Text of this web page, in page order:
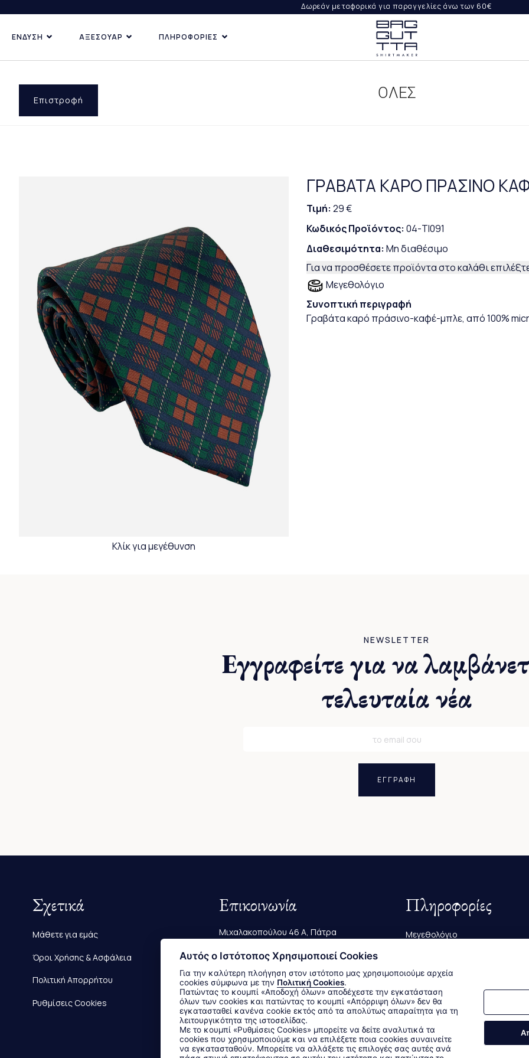
Δωρεάν μεταφορικά για παραγγελίες άνω των 60€
ΕΝΔΥΣΗ ΑΞΕΣΟΥΑΡ ΠΛΗΡΟΦΟΡΙΕΣ
ΟΛΕΣ
Επιστροφή
Κλίκ για μεγέθυνση
ΓΡΑΒΑΤΑ ΚΑΡΟ ΠΡΑΣΙΝΟ
Τιμή: 29 €
Κωδικός Προϊόντος: 04-TI091
Διαθεσιμότητα: Μη διαθέσιμο
Για να προσθέσετε προϊόντα στο καλάθι
Μεγεθολόγιο
Συνοπτική περιγραφή
Γραβάτα καρό πράσινο-καφέ-μπλε, από 100%
NEWSLETTER
Εγγραφείτε για να
τελευταία νέα
ΕΓΓΡΑΦΗ
Σχετικά
Μάθετε για εμάς
Όροι Χρήσης & Ασφάλεια
Πολιτική Απορρήτου
Ρυθμίσεις Cookies
Επικοινωνία
Μιχαλακοπούλου 46 Α, Πάτρα
Τηλ.:2610 223 239
E-mail: info@bagutta.gr
Πληροφορίες
Μεγεθολόγιο
Τρόποι Παραγγελίας &
Δεχόμαστε όλες τις πιστωτικές κάρτες:
Sitemap/Login
Αυτός ο Ιστότοπος Χρησιμοποιεί Cookies
Για την καλύτερη πλοήγηση στον ιστότοπο μας χρησιμοποιούμε αρχεία
cookies σύμφωνα με την Πολιτική Cookies.
Πατώντας το κουμπί «Αποδοχή όλων» αποδέχεστε την εγκατάσταση
όλων των cookies και πατώντας το κουμπί «Απόρριψη όλων» δεν θα
εγκατασταθεί κανένα cookie εκτός από τα απολύτως απαραίτητα για τη
λειτουργικότητα της ιστοσελίδας.
Με το κουμπί «Ρυθμίσεις Cookies» μπορείτε να δείτε αναλυτικά τα
cookies που χρησιμοποιούμε και να επιλέξετε ποια cookies συναινείτε
να εγκατασταθούν. Μπορείτε να αλλάξετε τις επιλογές σας αυτές ανά